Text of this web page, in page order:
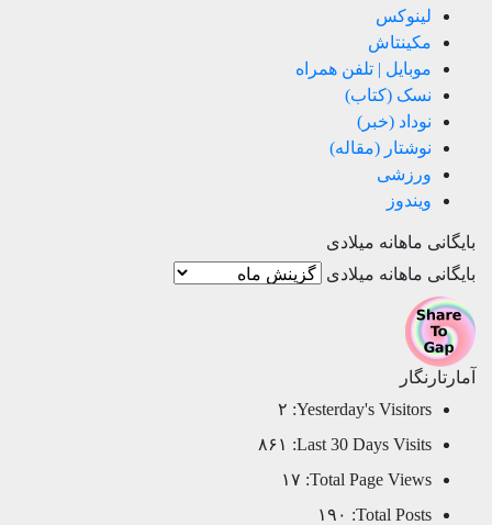
لینوکس
مکینتاش
موبایل | تلفن همراه
نسک (کتاب)
نوداد (خبر)
نوشتار (مقاله)
ورزشی
ویندوز
بایگانی ماهانه میلادی
بایگانی ماهانه میلادی
آمارتارنگار
Yesterday's Visitors: ۲
Last 30 Days Visits:
۸۶۱
Total Page Views: ۱۷
Total Posts:
۱۹۰